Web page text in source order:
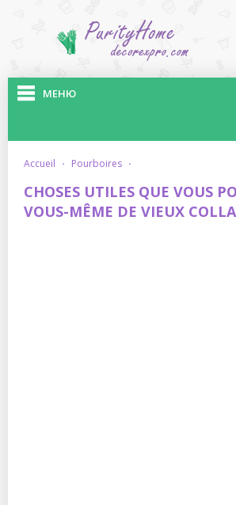
МЕНЮ
accueil · pourboires ·
CHOSES UTILES QUE VOUS
VOUS-MÊME DE VIEUX